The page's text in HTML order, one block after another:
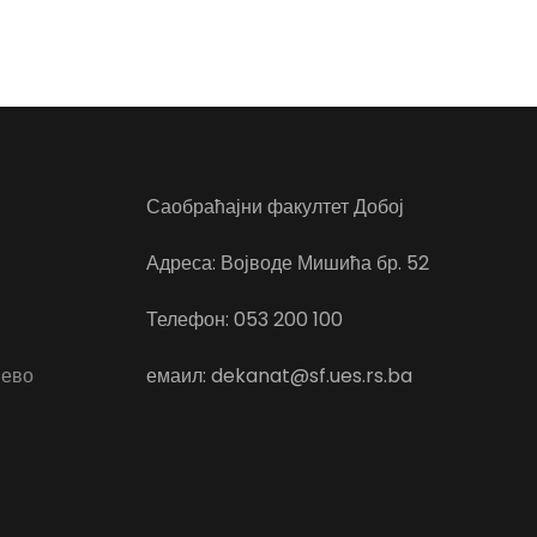
Саобраћајни факултет Добој
Адреса: Војводе Мишића бр. 52
Телефон: 053 200 100
емаил: dekanat@sf.ues.rs.ba